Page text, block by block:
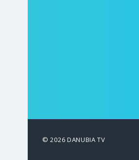
© 2026 DANUBIA TV